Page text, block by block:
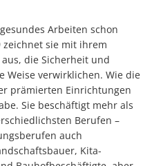
Arbeiten schon
zeichnet sie mit ihrem
die Sicherheit und
Weise verwirklichen. Wie die
prämierten Einrichtungen
Sie beschäftigt mehr als
Berufen –
auch
Kita-